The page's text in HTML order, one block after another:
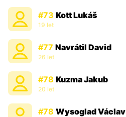
Kott Lukáš
#73
19 let
Navrátil David
#77
26 let
Kuzma Jakub
#78
20 let
Wysoglad Václav
#78